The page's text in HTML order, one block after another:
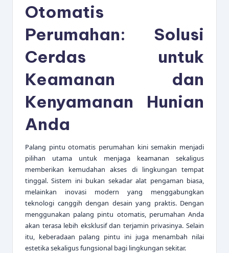
Otomatis
Perumahan: Solusi
Cerdas untuk
Keamanan dan
Kenyamanan Hunian
Anda
Palang pintu otomatis perumahan kini semakin menjadi
pilihan utama untuk menjaga keamanan sekaligus
memberikan kemudahan akses di lingkungan tempat
tinggal. Sistem ini bukan sekadar alat pengaman biasa,
melainkan inovasi modern yang menggabungkan
teknologi canggih dengan desain yang praktis. Dengan
menggunakan palang pintu otomatis, perumahan Anda
akan terasa lebih eksklusif dan terjamin privasinya. Selain
itu, keberadaan palang pintu ini juga menambah nilai
estetika sekaligus fungsional bagi lingkungan sekitar.